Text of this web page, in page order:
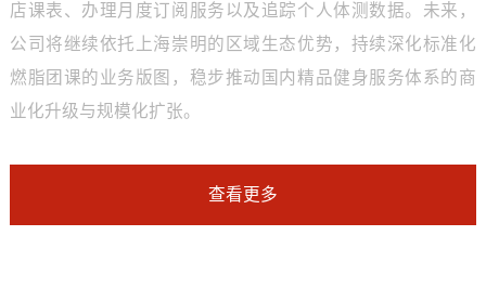
店课表、办理月度订阅服务以及追踪个人体测数据。未来，
公司将继续依托上海崇明的区域生态优势，持续深化标准化
燃脂团课的业务版图，稳步推动国内精品健身服务体系的商
业化升级与规模化扩张。
查看更多